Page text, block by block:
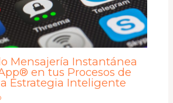
Mensajería Instantánea
en tus Procesos de
Estrategia Inteligente